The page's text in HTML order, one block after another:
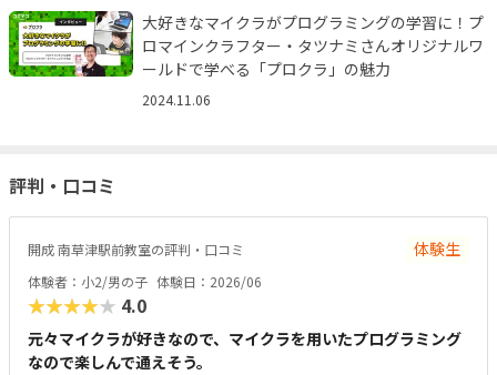
大好きなマイクラがプログラミングの学習に！プ
ロマインクラフター・タツナミさんオリジナルワ
ールドで学べる「プロクラ」の魅力
2024.11.06
評判・口コミ
開成 南草津駅前教室の評判・口コミ 体験生
体験者：小2/男の子 体験日：2026/06
★★★★★ 4.0
元々マイクラが好きなので、マイクラを用いたプログラミング
なので楽しんで通えそう。